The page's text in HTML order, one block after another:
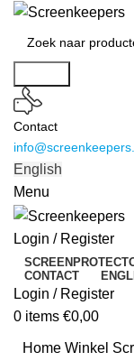
Contact
English
Menu
Login / Register
CONTACT
Login / Register
0 items €0,00
Home Winkel